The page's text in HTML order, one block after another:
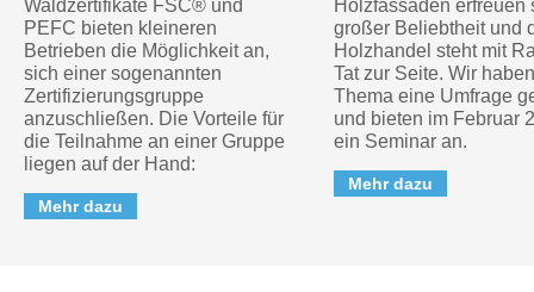
Waldzertifikate FSC® und
PEFC bieten kleineren
Betrieben die Möglichkeit an,
sich einer sogenannten
Zertifizierungsgruppe
anzuschließen. Die Vorteile für
die Teilnahme an einer Gruppe
liegen auf der Hand:
Mehr dazu
Holzfassaden erfreuen
großer Beliebtheit und
Holzhandel steht mit
Tat zur Seite. Wir
Thema eine Umfrage
und bieten im Februar
ein Seminar an.
Mehr dazu